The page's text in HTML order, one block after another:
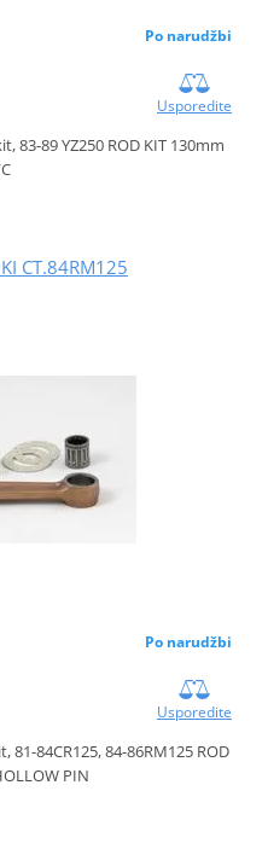
Po narudžbi
Usporedite
83-89 YZ250 ROD KIT 130mm
CT.84RM125
Po narudžbi
Usporedite
84CR125, 84-86RM125 ROD
PIN